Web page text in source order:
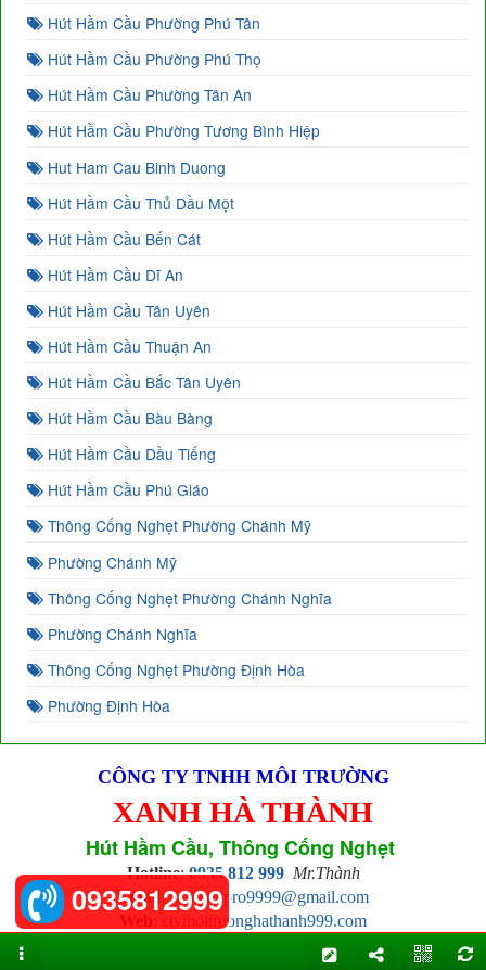
0935812999
Hút Hầm Cầu Phường Phú Tân
Hút Hầm Cầu Phường Phú Thọ
Hút Hầm Cầu Phường Tân An
Hút Hầm Cầu Phường Tương Bình Hiệp
Hut Ham Cau Binh Duong
Hút Hầm Cầu Thủ Dầu Một
Hút Hầm Cầu Bến Cát
Hút Hầm Cầu Dĩ An
Hút Hầm Cầu Tân Uyên
Hút Hầm Cầu Thuận An
Hút Hầm Cầu Bắc Tân Uyên
Hút Hầm Cầu Bàu Bàng
Hút Hầm Cầu Dầu Tiếng
Hút Hầm Cầu Phú Giáo
Thông Cống Nghẹt Phường Chánh Mỹ
Phường Chánh Mỹ
Thông Cống Nghẹt Phường Chánh Nghĩa
Phường Chánh Nghĩa
Thông Cống Nghẹt Phường Định Hòa
Phường Định Hòa
CÔNG TY TNHH MÔI TRƯỜNG
XANH HÀ THÀNH
Hút Hầm Cầu, Thông Cống Nghẹt
Hotline:0935 812 999 Mr.Thành
Email :hathanhpro9999@gmail.com
Web ctymoitruonghathanh999.com